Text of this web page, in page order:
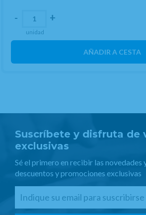
- +
unidad
AÑADIR A CESTA
Suscríbete y disfruta de
exclusivas
Sé el primero en recibir las novedades
descuentos y promociones exclusivas